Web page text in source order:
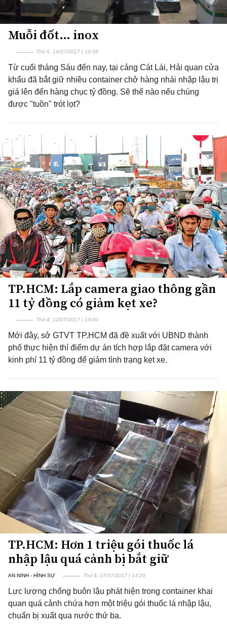
Muỗi đốt… inox
Thứ 6, 14/07/2017 | 10:39
Từ cuối tháng Sáu đến nay, tại cảng Cát Lái, Hải quan cửa
khẩu đã bắt giữ nhiều container chở hàng nhái nhập lậu trị
giá lên đến hàng chục tỷ đồng. Sẽ thế nào nếu chúng
được "tuồn" trót lọt?
TP.HCM: Lắp camera giao thông gần
11 tỷ đồng có giảm kẹt xe?
Thứ 4, 12/07/2017 | 13:00
Mới đây, sở GTVT TP.HCM đã đề xuất với UBND thành
phố thực hiện thí điểm dự án tích hợp lắp đặt camera với
kinh phí 11 tỷ đồng để giảm tình trạng kẹt xe.
TP.HCM: Hơn 1 triệu gói thuốc lá
nhập lậu quá cảnh bị bắt giữ
AN NINH - HÌNH SỰ Thứ 6, 07/07/2017 | 14:20
Lực lượng chống buôn lậu phát hiện trong container khai
quan quá cảnh chứa hơn một triệu gói thuốc lá nhập lậu,
chuẩn bị xuất qua nước thứ ba.